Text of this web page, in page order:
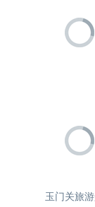
玉门关旅